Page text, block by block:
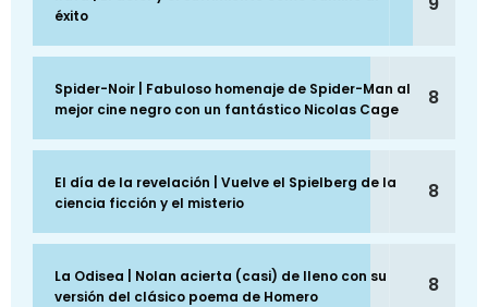
éxito
Spider-Noir | Fabuloso homenaje de Spider-Man al
mejor cine negro con un fantástico Nicolas Cage
8
El día de la revelación | Vuelve el Spielberg de la
ciencia ficción y el misterio
8
La Odisea | Nolan acierta (casi) de lleno con su
versión del clásico poema de Homero
8